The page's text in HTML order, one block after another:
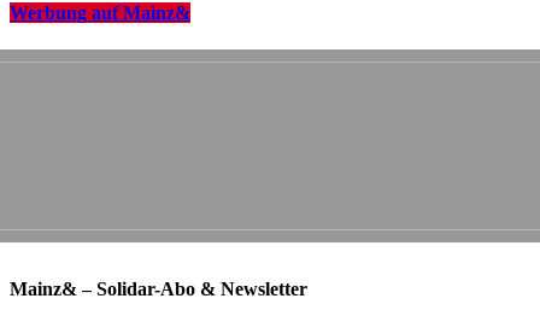
Werbung auf Mainz&
Mainz& – Solidar-Abo & Newsletter